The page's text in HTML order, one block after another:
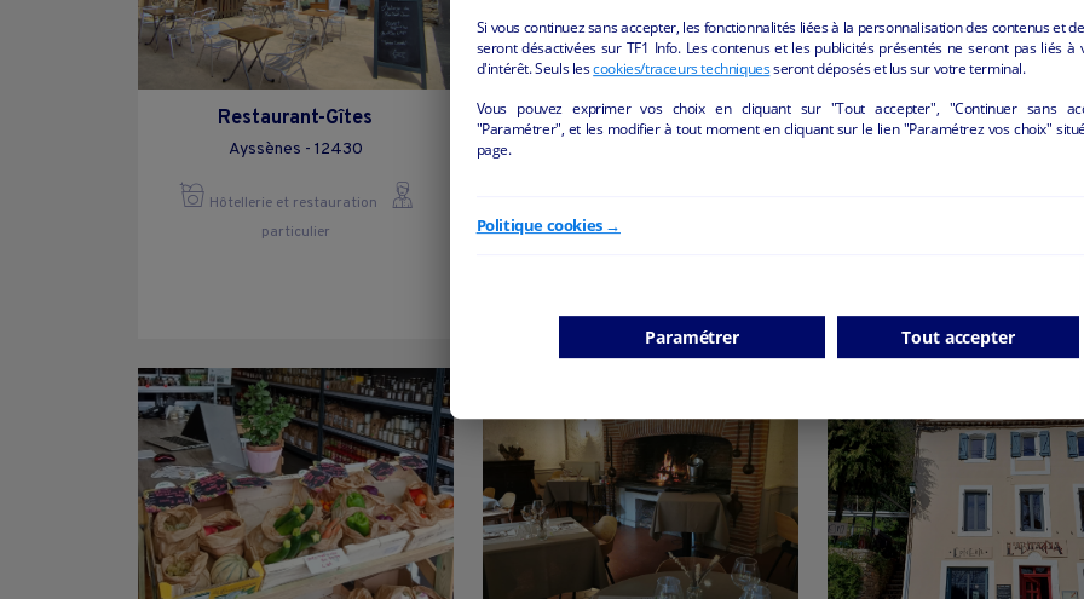
Restaurant-Gîtes
Ayssènes - 12430
Hôtellerie et restauration
particulier
À CÉDER EN URGENCE –
MAGASIN D'OPTIQUE CLÉ EN
Vernet-les-Bains - 66820
Epicerie
Si vous continuez sans accepter, les fonctionnalités liées à la personnalisation des contenus et
seront désactivées sur TF1 Info. Les contenus et les publicités présentés ne seront pas liés à
d'intérêt. Seuls lescookies/traceurs techniquesseront déposés et lus sur votre terminal.
Vous pouvez exprimer vos choix en cliquant sur "Tout accepter", "Continuer sans
"Paramétrer", et les modifier à tout moment en cliquant sur le lien "Paramétrez vos choix"
page.
Politique cookies →
Paramétrer Tout accepter